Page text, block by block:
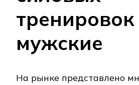
тренировок
мужские
На рынке представлено